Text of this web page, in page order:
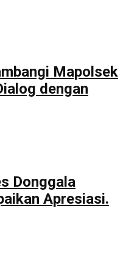
Mapolsek
dengan
Donggala
Apresiasi.